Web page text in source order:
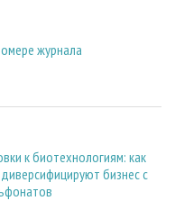
журнала
к биотехнологиям: как
бизнес с